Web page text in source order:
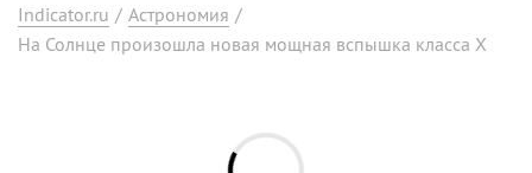
Indicator.ru / Астрономия /
На Солнце произошла новая мощная вспышка класса Х